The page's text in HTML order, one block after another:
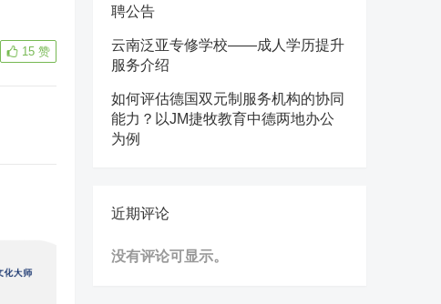
15 赞
聘公告
云南泛亚专修学校——成人学历提升
服务介绍
如何评估德国双元制服务机构的协同
能力？以JM捷牧教育中德两地办公
为例
近期评论
没有评论可显示。